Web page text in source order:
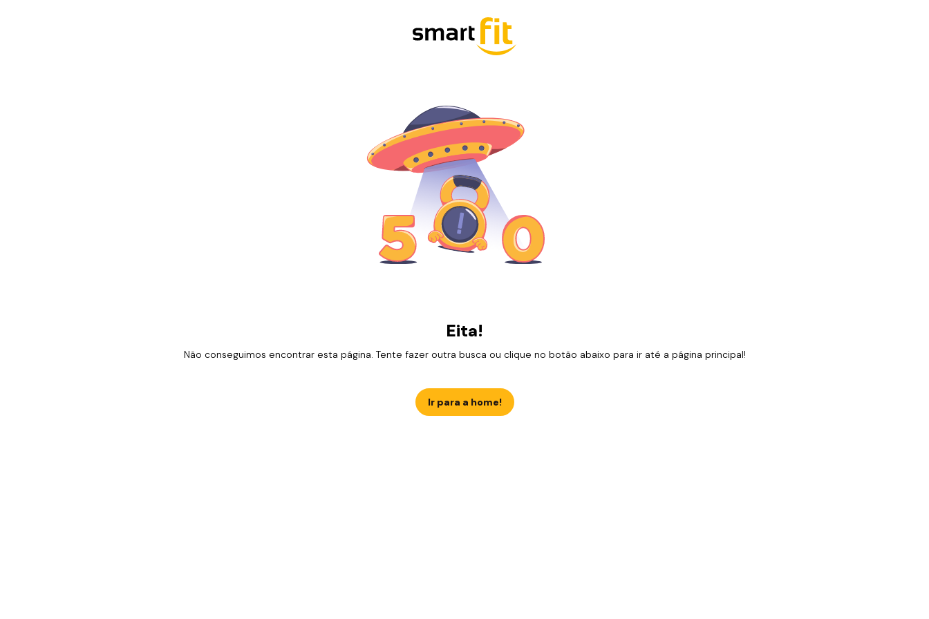
Eita!
Não conseguimos encontrar esta página. Tente fazer outra busca ou clique no botão abaixo para ir até a página principal!
Ir para a home!